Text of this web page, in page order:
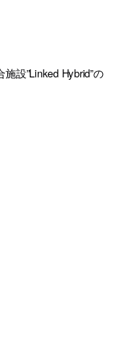
設”Linked Hybrid”の